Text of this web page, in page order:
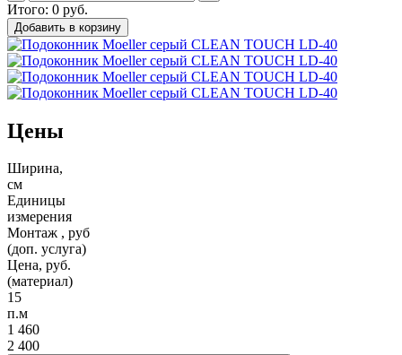
Итого: 0 руб.
Добавить в корзину
Цены
Ширина,
см
Единицы
измерения
Монтаж , руб
(доп. услуга)
Цена, руб.
(материал)
15
п.м
1 460
2 400